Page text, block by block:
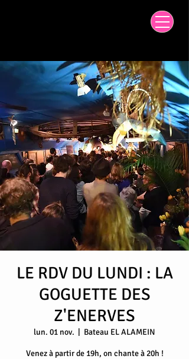
LE RDV DU LUNDI : LA
GOGUETTE DES
Z'ENERVES
lun. 01 nov.
  |
Bateau EL ALAMEIN
Venez à partir de 19h, on chante à 20h !